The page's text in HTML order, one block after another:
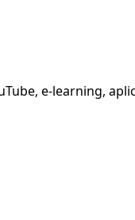
e-learning,